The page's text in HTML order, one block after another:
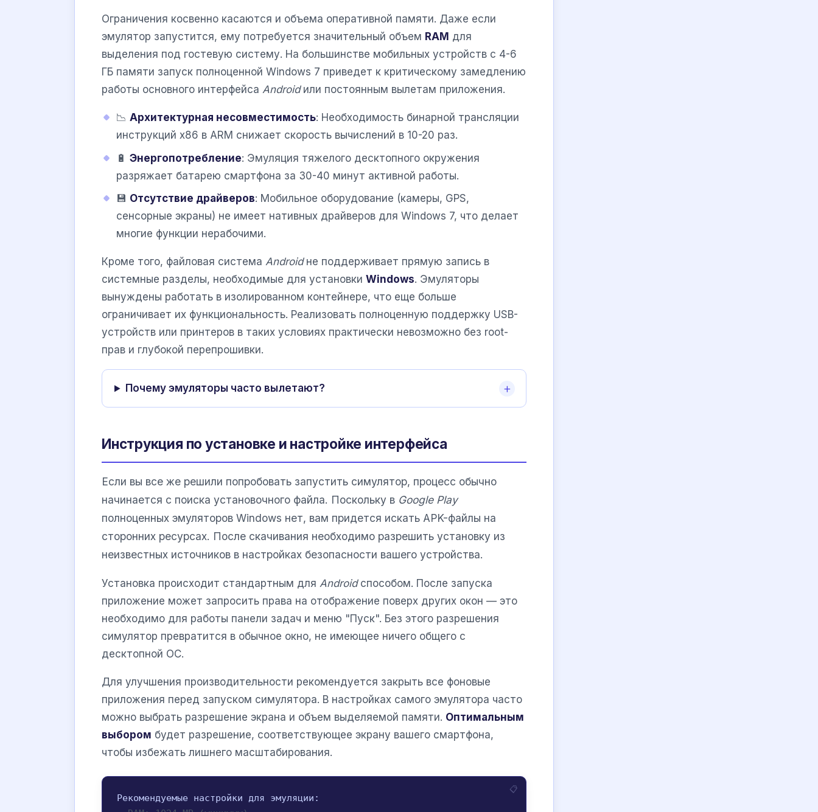
Ограничения косвенно касаются и объема оперативной памяти. Даже если
эмулятор запустится, ему потребуется значительный объем RAM для
выделения под гостевую систему. На большинстве мобильных устройств с 4-6
ГБ памяти запуск полноценной Windows 7 приведет к критическому замедлению
работы основного интерфейса Androidили постоянным вылетам приложения.
📉 Архитектурная несовместимость: Необходимость бинарной трансляции
инструкций x86 в ARM снижает скорость вычислений в 10-20 раз.
🔋 Энергопотребление: Эмуляция тяжелого десктопного окружения
разряжает батарею смартфона за 30-40 минут активной работы.
💾 Отсутствие драйверов: Мобильное оборудование (камеры, GPS,
сенсорные экраны) не имеет нативных драйверов для Windows 7, что делает
многие функции нерабочими.
Кроме того, файловая система Androidне поддерживает прямую запись в
системные разделы, необходимые для установки Windows. Эмуляторы
вынуждены работать в изолированном контейнере, что еще больше
ограничивает их функциональность. Реализовать полноценную поддержку USB-
устройств или принтеров в таких условиях практически невозможно без root-
прав и глубокой перепрошивки.
Почему эмуляторы часто вылетают?
Инструкция по установке и настройке интерфейса
Если вы все же решили попробовать запустить симулятор, процесс обычно
начинается с поиска установочного файла. Поскольку в Google Play
полноценных эмуляторов Windows нет, вам придется искать APK-файлы на
сторонних ресурсах. После скачивания необходимо разрешить установку из
неизвестных источников в настройках безопасности вашего устройства.
Установка происходит стандартным для Androidспособом. После запуска
приложение может запросить права на отображение поверх других окон — это
необходимо для работы панели задач и меню "Пуск". Без этого разрешения
симулятор превратится в обычное окно, не имеющее ничего общего с
десктопной ОС.
Для улучшения производительности рекомендуется закрыть все фоновые
приложения перед запуском симулятора. В настройках самого эмулятора часто
можно выбрать разрешение экрана и объем выделяемой памяти. Оптимальным
выбором будет разрешение, соответствующее экрану вашего смартфона,
чтобы избежать лишнего масштабирования.